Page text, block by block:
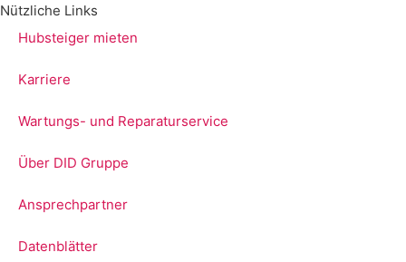
Nützliche Links
Hubsteiger mieten
Karriere
Wartungs- und Reparaturservice
Über DID Gruppe
Ansprechpartner
Datenblätter